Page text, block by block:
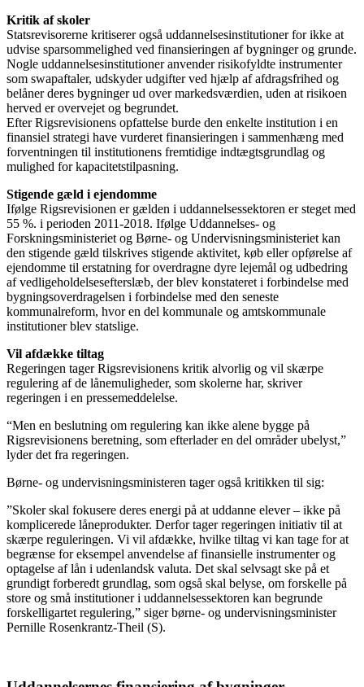
Kritik af skoler
Statsrevisorerne kritiserer også uddannelsesinstitutioner for ikke at
udvise sparsommelighed ved finansieringen af bygninger og grunde.
Nogle uddannelsesinstitutioner anvender risikofyldte instrumenter
som swapaftaler, udskyder udgifter ved hjælp af afdragsfrihed og
belåner deres bygninger ud over markedsværdien, uden at risikoen
herved er overvejet og begrundet.
Efter Rigsrevisionens opfattelse burde den enkelte institution i en
finansiel strategi have vurderet finansieringen i sammenhæng med
forventningen til institutionens fremtidige indtægtsgrundlag og
mulighed for kapacitetstilpasning.
Stigende gæld i ejendomme
Ifølge Rigsrevisionen er gælden i uddannelsessektoren er steget med
55 %. i perioden 2011-2018. Ifølge Uddannelses- og
Forskningsministeriet og Børne- og Undervisningsministeriet kan
den stigende gæld tilskrives stigende aktivitet, køb eller opførelse af
ejendomme til erstatning for overdragne dyre lejemål og udbedring
af vedligeholdelsesefterslæb, der blev konstateret i forbindelse med
bygningsoverdragelsen i forbindelse med den seneste
kommunalreform, hvor en del kommunale og amtskommunale
institutioner blev statslige.
Vil afdække tiltag
Regeringen tager Rigsrevisionens kritik alvorlig og vil skærpe
regulering af de lånemuligheder, som skolerne har, skriver
regeringen i en pressemeddelelse.
“Men en beslutning om regulering kan ikke alene bygge på
Rigsrevisionens beretning, som efterlader en del områder ubelyst,”
lyder det fra regeringen.
Børne- og undervisningsministeren tager også kritikken til sig:
”Skoler skal fokusere deres energi på at uddanne elever – ikke på
komplicerede låneprodukter. Derfor tager regeringen initiativ til at
skærpe reguleringen. Vi vil afdække, hvilke tiltag vi kan tage for at
begrænse for eksempel anvendelse af finansielle instrumenter og
optagelse af lån i udenlandsk valuta. Det skal selvsagt ske på et
grundigt forberedt grundlag, som også skal belyse, om forskelle på
store og små institutioner i uddannelsessektoren kan begrunde
forskelligartet regulering,” siger børne- og undervisningsminister
Pernille Rosenkrantz-Theil (S).